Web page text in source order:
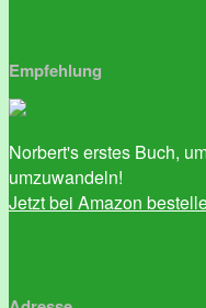
Empfehlung
Norbert's erstes Buch,
umzuwandeln!
Jetzt bei Amazon